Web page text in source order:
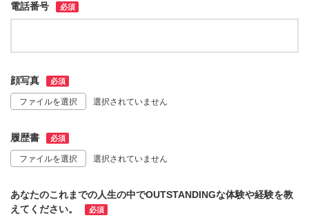
電話番号 必須
顔写真 必須
ファイルを選択 選択されていません
履歴書 必須
ファイルを選択 選択されていません
あなたのこれまでの人生の中でOUTSTANDINGな体験や経験を教
えてください。
必須